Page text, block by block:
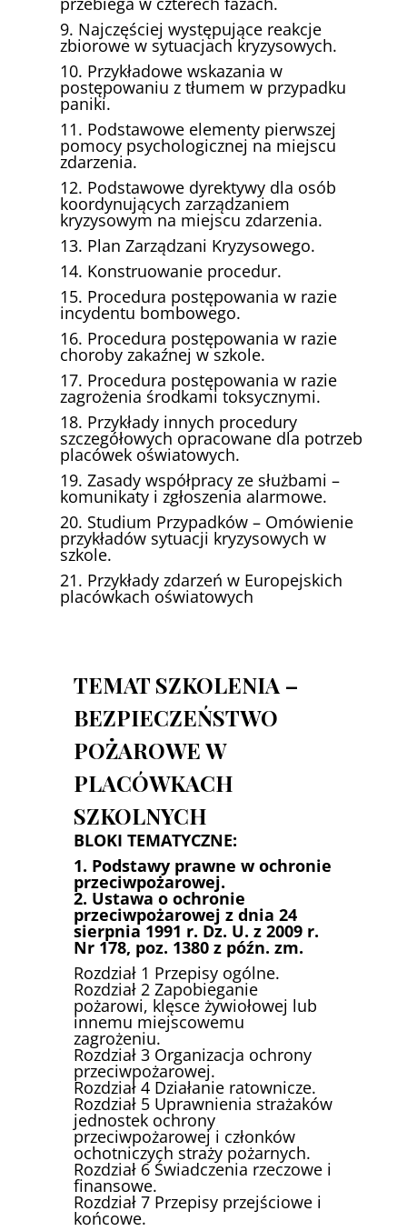
9. Najczęściej występujące reakcje
zbiorowe w sytuacjach kryzysowych.
10. Przykładowe wskazania w
postępowaniu z tłumem w przypadku
paniki.
11. Podstawowe elementy pierwszej
pomocy psychologicznej na miejscu
zdarzenia.
12. Podstawowe dyrektywy dla osób
koordynujących zarządzaniem
kryzysowym na miejscu zdarzenia.
13. Plan Zarządzani Kryzysowego.
14. Konstruowanie procedur.
15. Procedura postępowania w razie
incydentu bombowego.
16. Procedura postępowania w razie
choroby zakaźnej w szkole.
17. Procedura postępowania w razie
zagrożenia środkami toksycznymi.
18. Przykłady innych procedury
szczegółowych opracowane dla potrzeb
placówek oświatowych.
19. Zasady współpracy ze służbami –
komunikaty i zgłoszenia alarmowe.
20. Studium Przypadków – Omówienie
przykładów sytuacji kryzysowych w
szkole.
21. Przykłady zdarzeń w Europejskich
placówkach oświatowych
TEMAT SZKOLENIA –
BEZPIECZEŃSTWO
POŻAROWE W
PLACÓWKACH
SZKOLNYCH
BLOKI TEMATYCZNE:
1. Podstawy prawne w ochronie
przeciwpożarowej.
2. Ustawa o ochronie
przeciwpożarowej z dnia 24
sierpnia 1991 r. Dz. U. z 2009 r.
Nr 178, poz. 1380 z późn. zm.
Rozdział 1 Przepisy ogólne.
Rozdział 2 Zapobieganie
pożarowi, klęsce żywiołowej lub
innemu miejscowemu
zagrożeniu.
Rozdział 3 Organizacja ochrony
przeciwpożarowej.
Rozdział 4 Działanie ratownicze.
Rozdział 5 Uprawnienia strażaków
jednostek ochrony
przeciwpożarowej i członków
ochotniczych straży pożarnych.
Rozdział 6 Świadczenia rzeczowe i
finansowe.
Rozdział 7 Przepisy przejściowe i
końcowe.